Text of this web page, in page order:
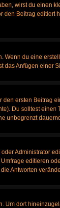
wirst du einen
Beitrag
Wenn du eine
Anfügen
ersten Beitrag
Du solltest
unbegrenzt
Administrator
editieren
Antworten
dort